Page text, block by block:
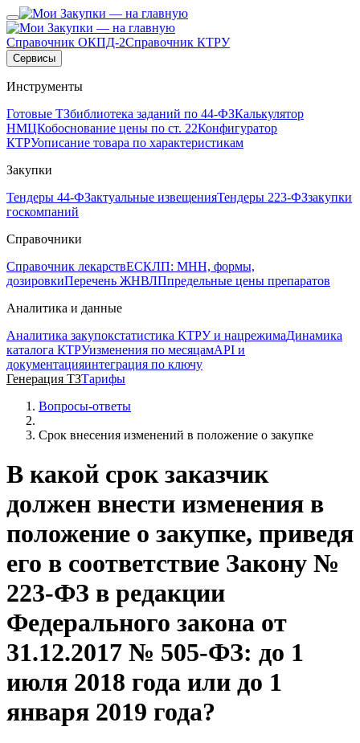
Справочник ОКПД-2Справочник КТРУ
Сервисы
Инструменты
Готовые ТЗбиблиотека заданий по 44-ФЗКалькулятор
НМЦКобоснование цены по ст. 22Конфигуратор
КТРУописание товара по характеристикам
Закупки
Тендеры 44-ФЗактуальные извещенияТендеры 223-ФЗзакупки
госкомпаний
Справочники
Справочник лекарствЕСКЛП: МНН, формы,
дозировкиПеречень ЖНВЛПпредельные цены препаратов
Аналитика и данные
Аналитика закупокстатистика КТРУ и нацрежимаДинамика
каталога КТРУизменения по месяцамAPI и
документацияинтеграция по ключу
Генерация ТЗТарифы
Вопросы-ответы
Срок внесения изменений в положение о закупке
В какой срок заказчик
должен внести изменения в
положение о закупке, приведя
его в соответствие Закону №
223-ФЗ в редакции
Федерального закона от
31.12.2017 № 505-ФЗ: до 1
июля 2018 года или до 1
января 2019 года?